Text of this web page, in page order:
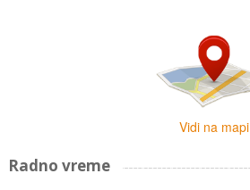
Vidi na mapi
Radno vreme